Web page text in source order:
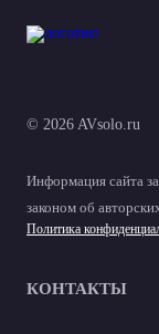
© 2026 AVsolo.ru
Информация сайта
законом об
Политика
КОНТАКТЫ